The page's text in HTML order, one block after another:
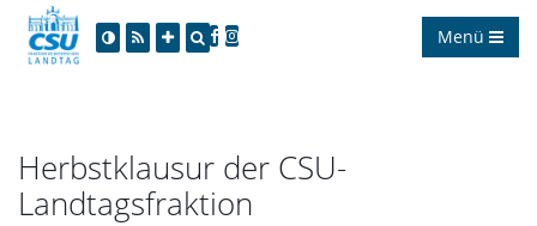
Menü
Herbstklausur der CSU-
Landtagsfraktion